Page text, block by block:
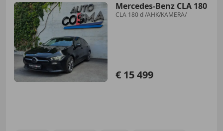
Mercedes-Benz CLA 180
CLA 180 d /AHK/KAMERA/
€ 15 499